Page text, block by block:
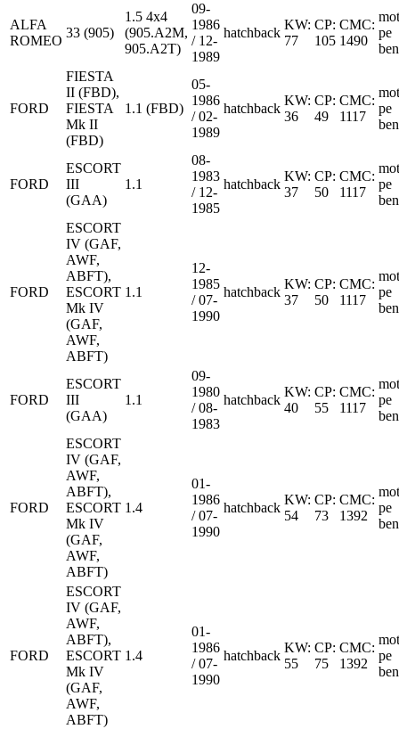
ALFA
ROMEO
33 (905)
1.5 4x4
(905.A2M,
905.A2T)
09-
1986
/ 12-
1989
hatchback
KW:
77
CP:
105
CMC:
1490
pe
FORD
FIESTA
II (FBD),
FIESTA
Mk II
(FBD)
1.1 (FBD)
05-
1986
/ 02-
1989
hatchback
KW:
36
CP:
49
CMC:
1117
pe
FORD
ESCORT
III
(GAA)
1.1
08-
1983
/ 12-
1985
hatchback
KW:
37
CP:
50
CMC:
1117
pe
FORD
ESCORT
IV (GAF,
AWF,
ABFT),
ESCORT
Mk IV
(GAF,
AWF,
ABFT)
1.1
12-
1985
/ 07-
1990
hatchback
KW:
37
CP:
50
CMC:
1117
pe
FORD
ESCORT
III
(GAA)
1.1
09-
1980
/ 08-
1983
hatchback
KW:
40
CP:
55
CMC:
1117
pe
FORD
ESCORT
IV (GAF,
AWF,
ABFT),
ESCORT
Mk IV
(GAF,
AWF,
ABFT)
1.4
01-
1986
/ 07-
1990
hatchback
KW:
54
CP:
73
CMC:
1392
pe
FORD
ESCORT
IV (GAF,
AWF,
ABFT),
ESCORT
Mk IV
(GAF,
AWF,
ABFT)
1.4
01-
1986
/ 07-
1990
hatchback
KW:
55
CP:
75
CMC:
1392
pe